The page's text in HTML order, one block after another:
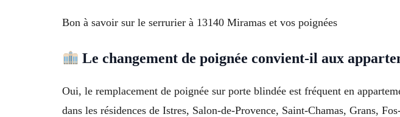
Bon à savoir sur le serrurier à 13140 Miramas et vos poignées
Le changement de poignée convient-il aux
Oui, le remplacement de poignée sur porte blindée est fréquent en
dans les résidences de Istres, Salon-de-Provence, Saint-Chamas, Grans,